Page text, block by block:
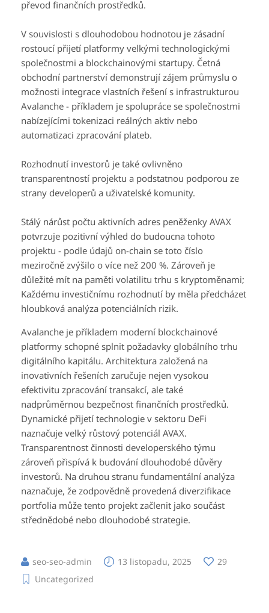
převod finančních prostředků.
V souvislosti s dlouhodobou hodnotou je zásadní
rostoucí přijetí platformy velkými technologickými
společnostmi a blockchainovými startupy. Četná
obchodní partnerství demonstrují zájem průmyslu o
možnosti integrace vlastních řešení s infrastrukturou
Avalanche - příkladem je spolupráce se společnostmi
nabízejícími tokenizaci reálných aktiv nebo
automatizaci zpracování plateb.
Rozhodnutí investorů je také ovlivněno
transparentností projektu a podstatnou podporou ze
strany developerů a uživatelské komunity.
Stálý nárůst počtu aktivních adres peněženky AVAX
potvrzuje pozitivní výhled do budoucna tohoto
projektu - podle údajů on-chain se toto číslo
meziročně zvýšilo o více než 200 %. Zároveň je
důležité mít na paměti volatilitu trhu s kryptoměnami;
Každému investičnímu rozhodnutí by měla předcházet
hloubková analýza potenciálních rizik.
Avalanche je příkladem moderní blockchainové
platformy schopné splnit požadavky globálního trhu
digitálního kapitálu. Architektura založená na
inovativních řešeních zaručuje nejen vysokou
efektivitu zpracování transakcí, ale také
nadprůměrnou bezpečnost finančních prostředků.
Dynamické přijetí technologie v sektoru DeFi
naznačuje velký růstový potenciál AVAX.
Transparentnost činnosti developerského týmu
zároveň přispívá k budování dlouhodobé důvěry
investorů. Na druhou stranu fundamentální analýza
naznačuje, že zodpovědně provedená diverzifikace
portfolia může tento projekt začlenit jako součást
střednědobé nebo dlouhodobé strategie.
seo-seo-admin 13 listopadu, 2025
29
Uncategorized